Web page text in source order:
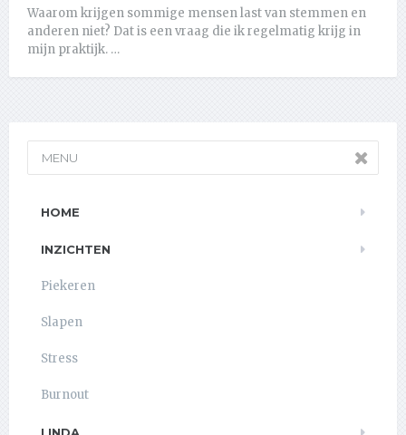
Waarom krijgen sommige mensen last van stemmen en
anderen niet? Dat is een vraag die ik regelmatig krijg in
mijn praktijk. …
MENU
HOME
INZICHTEN
Piekeren
Slapen
Stress
Burnout
LINDA